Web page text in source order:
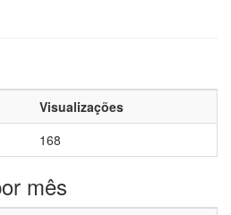
Visualizações
168
mês